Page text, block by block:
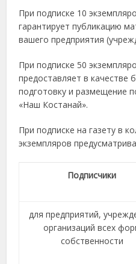
При подписке 10
гарантирует публикацию
вашего предприятия
При подписке 50
предоставляет в качестве
подготовку и размещение
«Наш Костанай».
При подписке на газету в
экземпляров
Подписчики
для предприятий,
организаций всех
собственности